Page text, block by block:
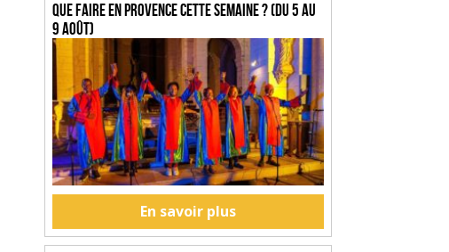
Que faire en Provence cette semaine ? (du 5 au
9 août)
En savoir plus